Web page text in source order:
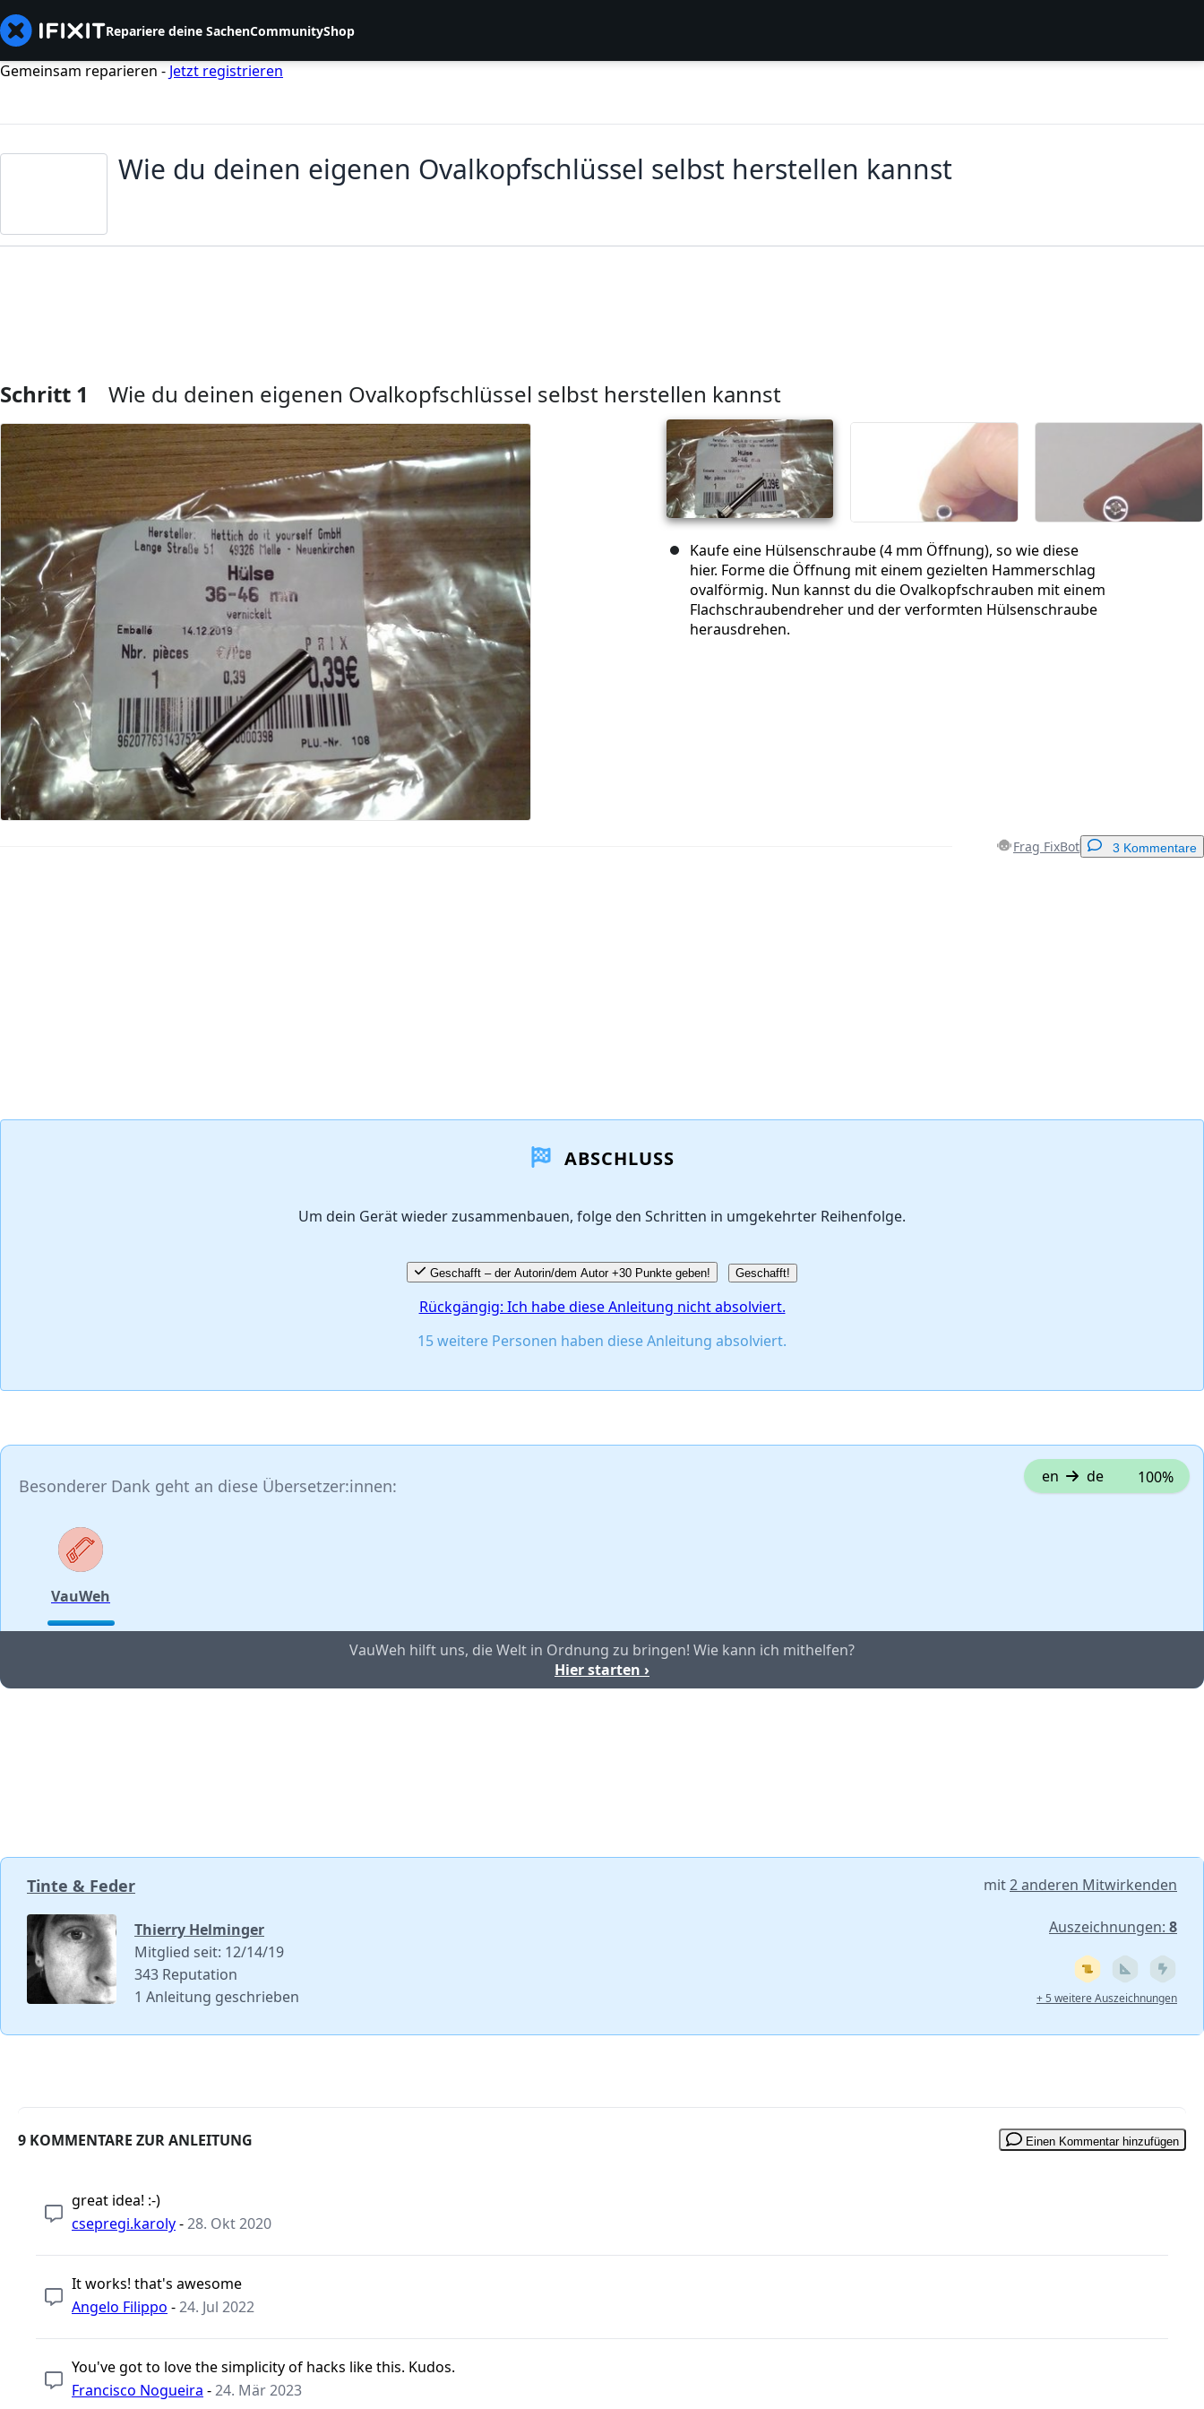
Repariere deine SachenCommunityShop
Gemeinsam reparieren - Jetzt registrieren
Wie du deinen eigenen Ovalkopfschlüssel selbst herstellen kannst
Schritt 1 Wie du deinen eigenen Ovalkopfschlüssel selbst herstellen kannst
Kaufe eine Hülsenschraube (4 mm Öffnung), so wie diese
hier. Forme die Öffnung mit einem gezielten Hammerschlag
ovalförmig. Nun kannst du die Ovalkopfschrauben mit einem
Flachschraubendreher und der verformten Hülsenschraube
herausdrehen.
Frag FixBot 3 Kommentare
ABSCHLUSS
Um dein Gerät wieder zusammenbauen, folge den Schritten in umgekehrter Reihenfolge.
Geschafft – der Autorin/dem Autor +30 Punkte geben! Geschafft!
Rückgängig: Ich habe diese Anleitung nicht absolviert.
15 weitere Personen haben diese Anleitung absolviert.
Besonderer Dank geht an diese Übersetzer:innen: en de 100%
VauWeh
VauWeh hilft uns, die Welt in Ordnung zu bringen! Wie kann ich mithelfen?
Hier starten ›
Tinte & Feder mit2 anderen Mitwirkenden
Thierry Helminger
Mitglied seit: 12/14/19
343 Reputation
1 Anleitung geschrieben
Auszeichnungen: 8
+ 5 weitere Auszeichnungen
9 KOMMENTARE ZUR ANLEITUNG Einen Kommentar hinzufügen
great idea! :-)
csepregi.karoly-28. Okt 2020
It works! that's awesome
Angelo Filippo -24. Jul 2022
You've got to love the simplicity of hacks like this. Kudos.
Francisco Nogueira -24. Mär 2023